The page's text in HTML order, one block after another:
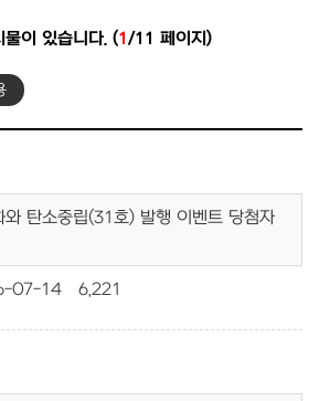
물이 있습니다. (1/11 페이지)
와 탄소중립(31호) 발행 이벤트 당첨자
07-14 6,221